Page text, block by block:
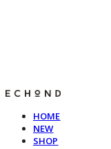
HOME
NEW
SHOP